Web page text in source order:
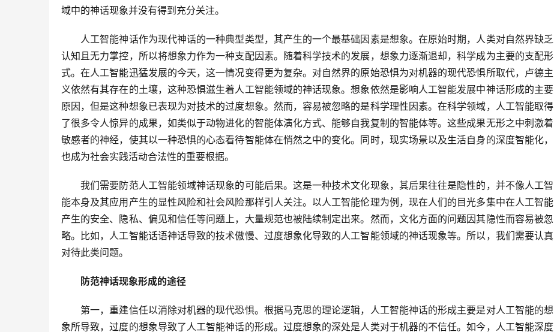
域中的神话现象并没有得到充分关注。
人工智能神话作为现代神话的一种典型类型，其产生的一个最基础因素是想象。在原始时期，人类对自然界缺乏
认知且无力掌控，所以将想象力作为一种支配因素。随着科学技术的发展，想象力逐渐退却，科学成为主要的支配形
式。在人工智能迅猛发展的今天，这一情况变得更为复杂。对自然界的原始恐惧为对机器的现代恐惧所取代，卢德主
义依然有其存在的土壤，这种恐惧滋生着人工智能领域的神话现象。想象依然是影响人工智能发展中神话形成的主要
原因，但是这种想象已表现为对技术的过度想象。然而，容易被忽略的是科学理性因素。在科学领域，人工智能取得
了很多令人惊异的成果，如类似于动物进化的智能体演化方式、能够自我复制的智能体等。这些成果无形之中刺激着
敏感者的神经，使其以一种恐惧的心态看待智能体在悄然之中的变化。同时，现实场景以及生活自身的深度智能化，
也成为社会实践活动合法性的重要根据。
我们需要防范人工智能领域神话现象的可能后果。这是一种技术文化现象，其后果往往是隐性的，并不像人工智
能本身及其应用产生的显性风险和社会风险那样引人关注。以人工智能伦理为例，现在人们的目光多集中在人工智能
产生的安全、隐私、偏见和信任等问题上，大量规范也被陆续制定出来。然而，文化方面的问题因其隐性而容易被忽
略。比如，人工智能话语神话导致的技术傲慢、过度想象化导致的人工智能领域的神话现象等。所以，我们需要认真
对待此类问题。
防范神话现象形成的途径
第一，重建信任以消除对机器的现代恐惧。根据马克思的理论逻辑，人工智能神话的形成主要是对人工智能的想
象所导致，过度的想象导致了人工智能神话的形成。过度想象的深处是人类对于机器的不信任。如今，人工智能深度